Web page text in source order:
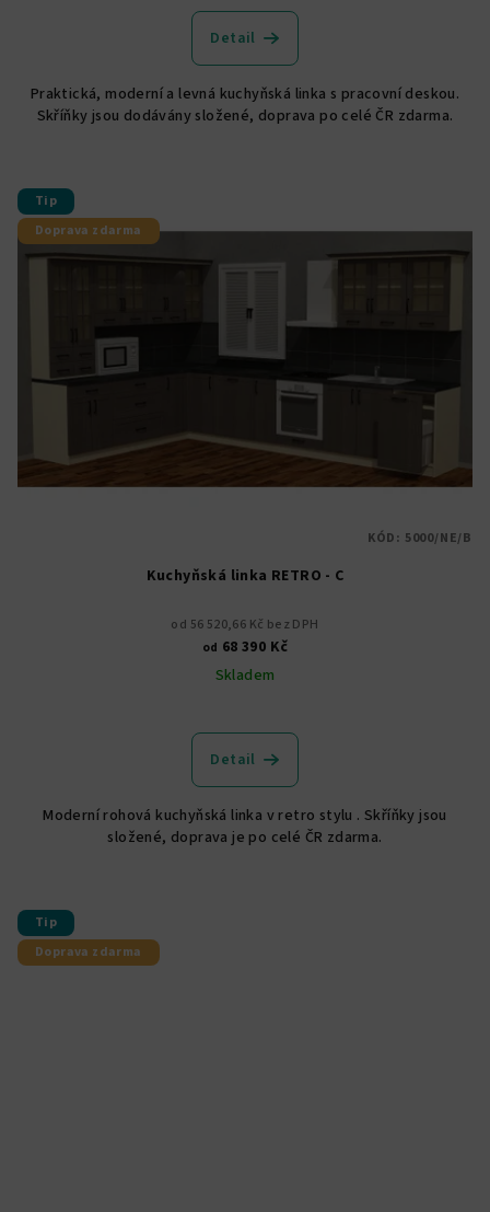
hodnocení
produktu
z
5
Detail
Praktická, moderní a levná kuchyňská linka s pracovní deskou.
Skříňky jsou dodávány složené, doprava po celé ČR zdarma.
Tip
Doprava zdarma
Kuchyňská linka RETRO - C
od 56 520,66 Kč bez DPH
od 68 390 Kč
Skladem
Detail
Moderní rohová kuchyňská linka v retro stylu . Skříňky jsou
složené, doprava je po celé ČR zdarma.
KÓD: 5000/NE/B
Tip
Doprava zdarma